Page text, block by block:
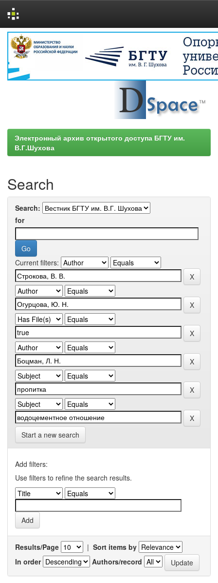
Skip
navigation
Электронный архив открытого доступа БГТУ им.
В.Г.Шухова
Search
Search:
for
Current filters:
Start a new search
Add filters:
Use filters to refine the search results.
Results/Page | Sort items by
In order
Authors/record